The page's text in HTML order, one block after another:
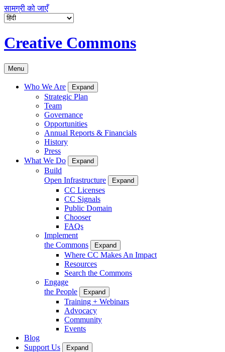
सामग्री को जाएँ
Creative Commons
Menu
Who We Are Expand
Strategic Plan
Team
Governance
Opportunities
Annual Reports & Financials
History
Press
What We Do
Expand
Build
Open Infrastructure
Expand
CC Licenses
CC Signals
Public Domain
Chooser
FAQs
Implement
the Commons
Expand
Where CC Makes An Impact
Resources
Search the Commons
Engage
the People
Expand
Training + Webinars
Advocacy
Community
Events
Blog
Support Us
Expand